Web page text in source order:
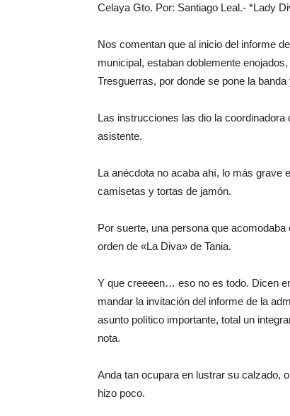
Celaya Gto. Por: Santiago Leal.- *Lady
Nos comentan que al inicio del informe
municipal, estaban doblemente
Tresguerras, por donde se pone la
Las instrucciones las dio la
asistente.
La anécdota no acaba ahí, lo más grave
camisetas y tortas de jamón.
Por suerte, una persona que
orden de «La Diva» de Tania.
Y que creeeen… eso no es todo. Dicen
mandar la invitación del informe de la
asunto político importante, total un
nota.
Anda tan ocupara en lustrar su calzado,
hizo poco.